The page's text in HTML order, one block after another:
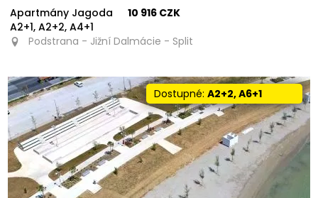
Apartmány Jagoda
A2+1, A2+2, A4+1
10 916 CZK
Podstrana - Jižní Dalmácie - Split
Dostupné:A2+2, A6+1